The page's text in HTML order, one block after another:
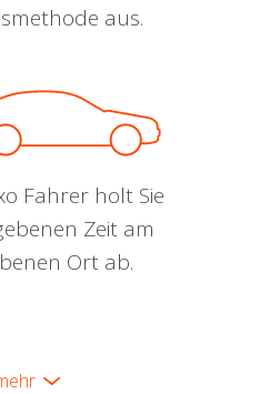
aus.
Fahrer holt Sie
Zeit am
Ort ab.